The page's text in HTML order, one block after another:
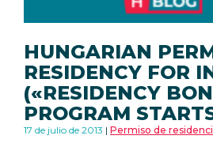
HUNGARIAN
RESIDENCY FOR
(«RESIDENCY
PROGRAM
17 de julio de 2013 Permiso de